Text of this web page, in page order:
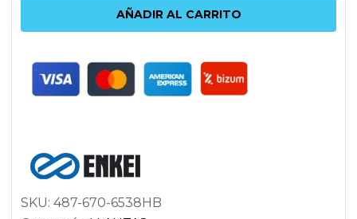
5X114.3
72.6
ANTRACITA
AÑADIR AL CARRITO
SKU: 487-670-6538HB